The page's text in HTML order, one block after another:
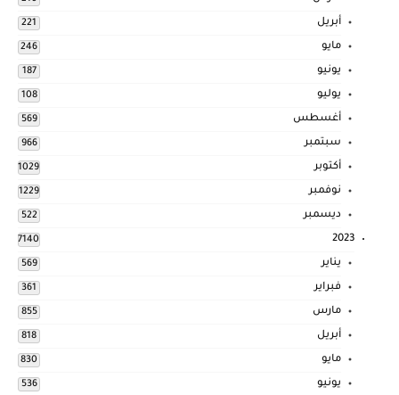
أبريل 221
مايو 246
يونيو 187
يوليو 108
أغسطس 569
سبتمبر 966
أكتوبر 1029
نوفمبر 1229
ديسمبر 522
2023
7140
يناير 569
فبراير 361
مارس 855
أبريل 818
مايو 830
يونيو 536